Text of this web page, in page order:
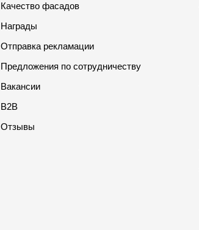
Качество фасадов
Награды
Отправка рекламации
Предложения по сотрудничеству
Вакансии
B2B
Отзывы